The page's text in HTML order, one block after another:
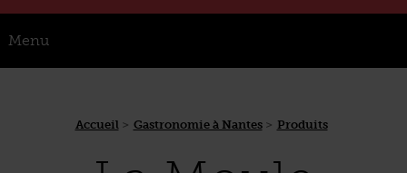
Menu
Accueil Gastronomie à Nantes Produits